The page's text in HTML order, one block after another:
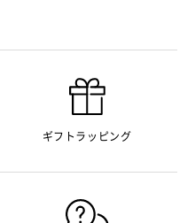
ギフトラッピング